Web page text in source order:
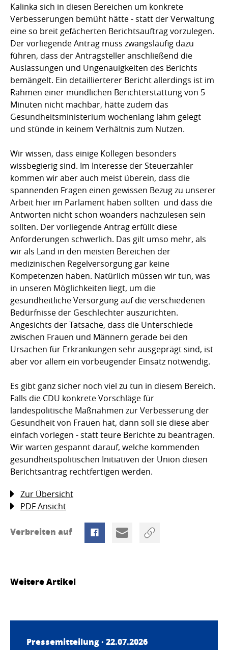
Kalinka sich in diesen Bereichen um konkrete
Verbesserungen bemüht hätte - statt der Verwaltung
eine so breit gefächerten Berichtsauftrag vorzulegen.
Der vorliegende Antrag muss zwangsläufig dazu
führen, dass der Antragsteller anschließend die
Auslassungen und Ungenauigkeiten des Berichts
bemängelt. Ein detaillierterer Bericht allerdings ist im
Rahmen einer mündlichen Berichterstattung von 5
Minuten nicht machbar, hätte zudem das
Gesundheitsministerium wochenlang lahm gelegt
und stünde in keinem Verhältnis zum Nutzen.
Wir wissen, dass einige Kollegen besonders
wissbegierig sind. Im Interesse der Steuerzahler
kommen wir aber auch meist überein, dass die
spannenden Fragen einen gewissen Bezug zu unserer
Arbeit hier im Parlament haben sollten  und dass die
Antworten nicht schon woanders nachzulesen sein
sollten. Der vorliegende Antrag erfüllt diese
Anforderungen schwerlich. Das gilt umso mehr, als
wir als Land in den meisten Bereichen der
medizinischen Regelversorgung gar keine
Kompetenzen haben. Natürlich müssen wir tun, was
in unseren Möglichkeiten liegt, um die
gesundheitliche Versorgung auf die verschiedenen
Bedürfnisse der Geschlechter auszurichten.
Angesichts der Tatsache, dass die Unterschiede
zwischen Frauen und Männern gerade bei den
Ursachen für Erkrankungen sehr ausgeprägt sind, ist
aber vor allem ein vorbeugender Einsatz notwendig.
Es gibt ganz sicher noch viel zu tun in diesem Bereich.
Falls die CDU konkrete Vorschläge für
landespolitische Maßnahmen zur Verbesserung der
Gesundheit von Frauen hat, dann soll sie diese aber
einfach vorlegen - statt teure Berichte zu beantragen.
Wir warten gespannt darauf, welche kommenden
gesundheitspolitischen Initiativen der Union diesen
Berichtsantrag rechtfertigen werden.
Zur Übersicht
PDF Ansicht
Verbreiten auf
Weitere Artikel
Pressemitteilung · 22.07.2026